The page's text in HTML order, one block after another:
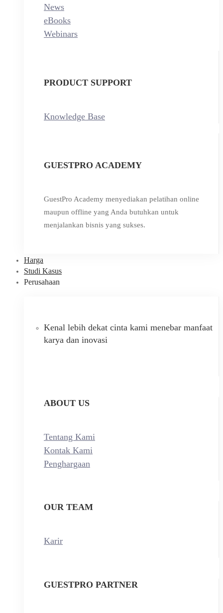
News
eBooks
Webinars
PRODUCT SUPPORT
Knowledge Base
GUESTPRO ACADEMY
GuestPro Academy menyediakan pelatihan online
maupun offline yang Anda butuhkan untuk
menjalankan bisnis yang sukses.
Harga
Studi Kasus
Perusahaan
Kenal lebih dekat cinta kami menebar manfaat
karya dan inovasi
ABOUT US
Tentang Kami
Kontak Kami
Penghargaan
OUR TEAM
Karir
GUESTPRO PARTNER